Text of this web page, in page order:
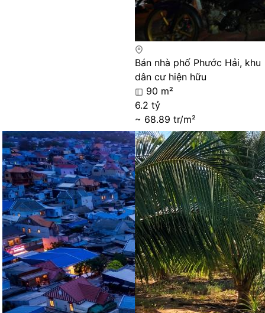
Bán nhà phố Phước Hải, khu
dân cư hiện hữu
90 m²
6.2 tỷ
~ 68.89 tr/m²